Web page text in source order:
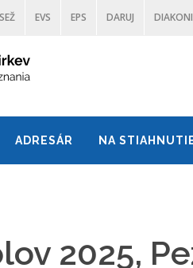
SEŽ EVS EPS DARUJ
ADRESÁR NA
2025,